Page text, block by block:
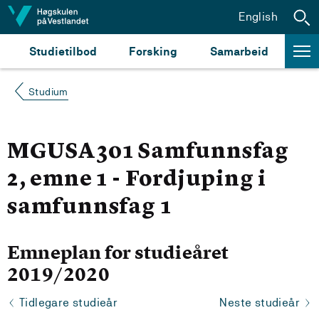
Hopp til innhald
Studietilbod Forsking Samarbeid
English
Studium
MGUSA301 Samfunnsfag
2, emne 1 - Fordjuping i
samfunnsfag 1
Emneplan for studieåret
2019/2020
Tidlegare studieår Neste studieår